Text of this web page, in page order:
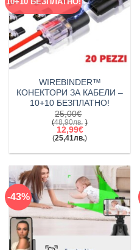
WIREBINDER™
КОНЕКТОРИ ЗА КАБЕЛИ –
10+10 БЕЗПЛАТНО!
25,00€
(48,90лв. )
Original
price
25,00€(48,90лв.).
12,99€
(25,41лв.)
цена
12,99€(25,41лв.).
-43%